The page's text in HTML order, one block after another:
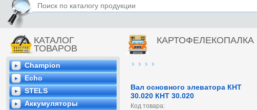
КАТАЛОГ
ТОВАРОВ
Champion
Echo
STELS
Аккумуляторы
КАРТОФЕЛЕКОПАЛКА
Вал основного элеватора КНТ
30.020 КНТ 30.020
Код товара: